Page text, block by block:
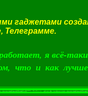
гаджетами
Телеграмме.
я всё-
что и как